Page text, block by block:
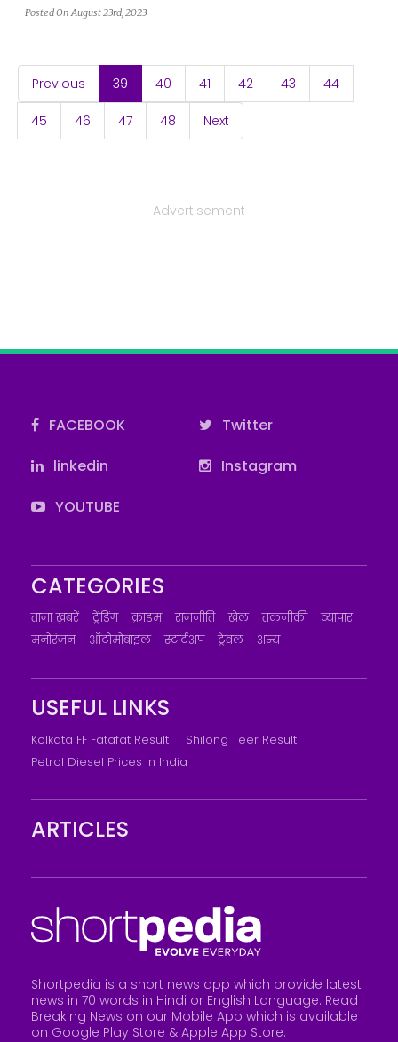
Posted On August 23rd, 2023
Previous 39 (current)
40 41 42 43 44
45 46 47 48 Next
Advertisement
FACEBOOK
Twitter
linkedin
Instagram
YOUTUBE
CATEGORIES
ताज़ा ख़बरें ट्रेंडिंग क्राइम राजनीति खेल तकनीकी
व्यापार
मनोरंजन
ऑटोमोबाइल स्टार्टअप ट्रेवल अन्य
USEFUL LINKS
Kolkata FF Fatafat Result
Shilong Teer Result
Petrol Diesel Prices In India
ARTICLES
Shortpedia is a short news app which provide latest
news in 70 words in Hindi or English Language. Read
Breaking News on our Mobile App which is available
on Google Play Store & Apple App Store.